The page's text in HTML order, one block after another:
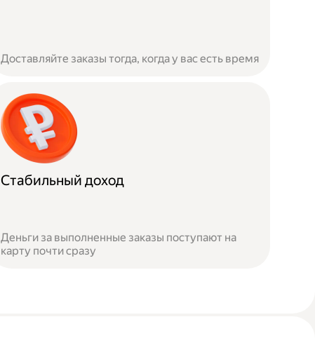
Доставляйте заказы тогда, когда у вас есть время
Стабильный доход
Деньги за выполненные заказы поступают на
карту почти сразу